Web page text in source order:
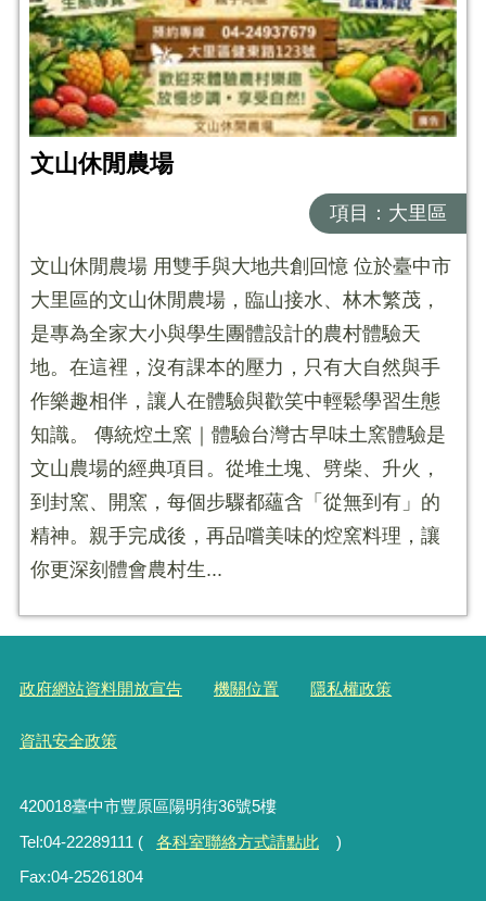
文山休閒農場
項目：大里區
文山休閒農場 用雙手與大地共創回憶 位於臺中市
大里區的文山休閒農場，臨山接水、林木繁茂，
是專為全家大小與學生團體設計的農村體驗天
地。在這裡，沒有課本的壓力，只有大自然與手
作樂趣相伴，讓人在體驗與歡笑中輕鬆學習生態
知識。 傳統焢土窯｜體驗台灣古早味土窯體驗是
文山農場的經典項目。從堆土塊、劈柴、升火，
到封窯、開窯，每個步驟都蘊含「從無到有」的
精神。親手完成後，再品嚐美味的焢窯料理，讓
你更深刻體會農村生...
政府網站資料開放宣告 機關位置 隱私權政策
資訊安全政策
420018臺中市豐原區陽明街36號5樓
Tel:04-22289111 (
各科室聯絡方式請點此
)
Fax:04-25261804